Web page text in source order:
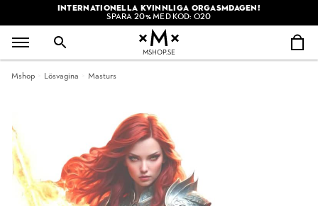
INTERNATIONELLA KVINNLIGA ORGASMDAGEN!
SPARA 20% MED KOD: O20
MSHOP.SE
Mshop Lösvagina Masturs